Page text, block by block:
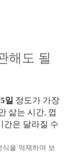
해도 될
일 정도가 가장
삶는 시간, 껍
간은 달라질 수
식을 억제하여 보